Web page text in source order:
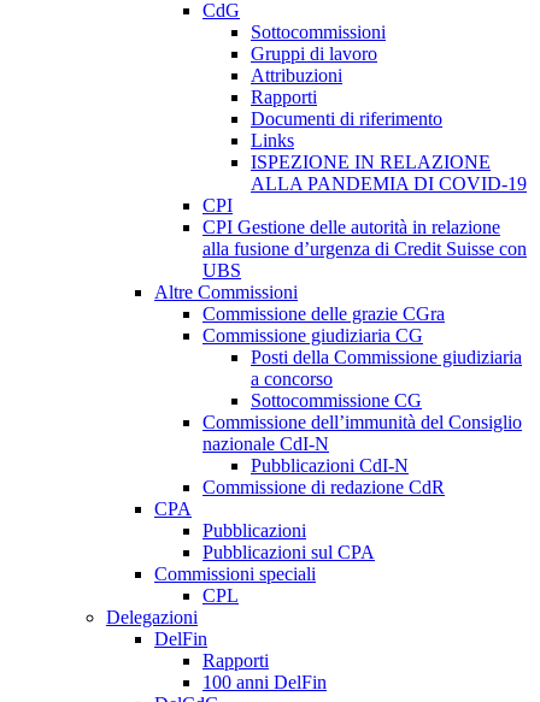
CdG
Sottocommissioni
Gruppi di lavoro
Attribuzioni
Rapporti
Documenti di riferimento
Links
ISPEZIONE IN RELAZIONE
ALLA PANDEMIA DI COVID-19
CPI
CPI Gestione delle autorità in relazione
alla fusione d’urgenza di Credit Suisse con
UBS
Altre Commissioni
Commissione delle grazie CGra
Commissione giudiziaria CG
Posti della Commissione giudiziaria
a concorso
Sottocommissione CG
Commissione dell’immunità del Consiglio
nazionale CdI-N
Pubblicazioni CdI-N
Commissione di redazione CdR
CPA
Pubblicazioni
Pubblicazioni sul CPA
Commissioni speciali
CPL
Delegazioni
DelFin
Rapporti
100 anni DelFin